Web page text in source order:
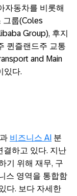
자동차를 비롯해
그룹(Coles
Group), 후지
퀸즐랜드주 교통
and Main
있다.
비즈니스 AI 분
결하고 있다. 지난
기 위해 재무, 구
스 영역을 통합함
다. 보다 자세한